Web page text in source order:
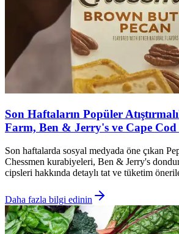
Son Haftaların Popüler
Farm, Ben & Jerry's ve Cape Cod
Son haftalarda sosyal medyada öne çıkan
Chessmen kurabiyeleri, Ben & Jerry's
cipsleri hakkında detaylı tat ve tüketim
Daha fazla bilgi edinin